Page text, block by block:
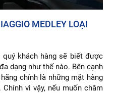
MEDLEY LOẠI
khách hàng sẽ biết được
dạng như thế nào. Bên cạnh
chính là những mặt hàng
vì vậy, nếu muốn chăm